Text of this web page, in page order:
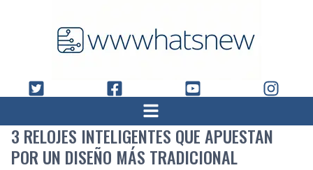
3 RELOJES INTELIGENTES QUE APUESTAN
POR UN DISEÑO MÁS TRADICIONAL